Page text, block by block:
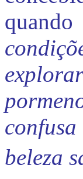
quando
beleza